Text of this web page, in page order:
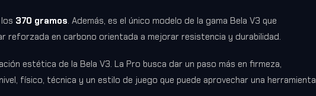
370 gramos. Además, es el único modelo de la gama Bela V3 que
reforzada en carbono orientada a mejorar resistencia y durabilidad.
estética de la Bela V3. La Pro busca dar un paso más en firmeza,
físico, técnica y un estilo de juego que puede aprovechar una herramienta